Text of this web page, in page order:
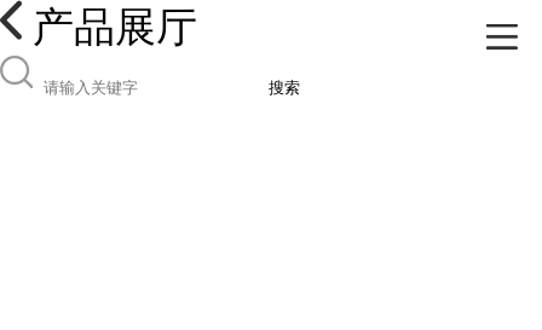
产品展厅
搜索